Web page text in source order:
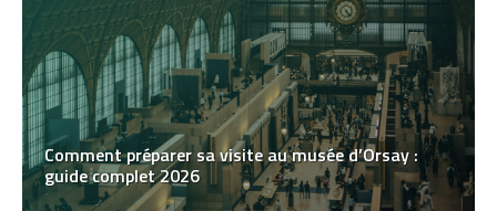
Comment préparer sa visite au musée d’Orsay :
guide complet 2026